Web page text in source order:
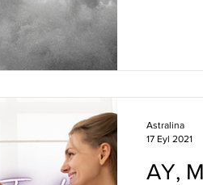
AY,
Astralina
17 Eyl 2021